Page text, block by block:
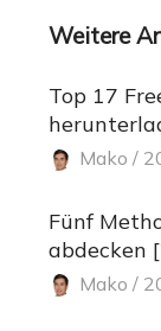
Weitere
Top 17
Mako /
Fünf
abdecken
Mako /